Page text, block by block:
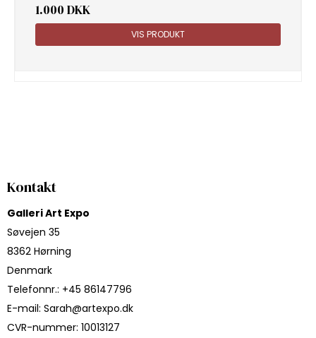
1.000 DKK
VIS PRODUKT
Kontakt
Galleri Art Expo
Søvejen 35
8362 Hørning
Denmark
Telefonnr.: +45 86147796
E-mail: Sarah@artexpo.dk
CVR-nummer: 10013127